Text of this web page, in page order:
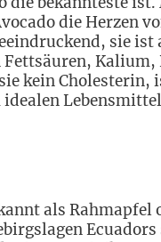
die Herzen
sie
kein
idealen
als